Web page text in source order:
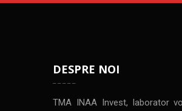
DESPRE NOI
TMA INAA Invest, laborator